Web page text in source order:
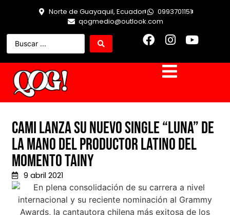
Norte de Guayaquil, Ecuador
0993701151
qogmedio@outlook.com
Cami lanza su nuevo single “Luna” de
la mano del productor latino del
momento Tainy
9 abril 2021